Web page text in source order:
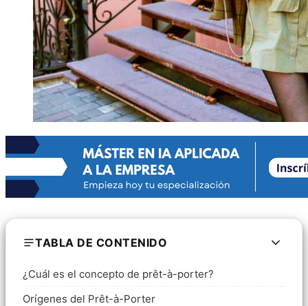
TABLA DE CONTENIDO
¿Cuál es el concepto de prêt-à-porter?
Orígenes del Prêt-à-Porter